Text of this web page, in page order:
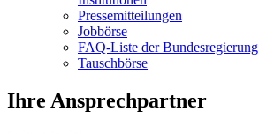
Pressemitteilungen
Jobbörse
FAQ-Liste der Bundesregierung
Tauschbörse
Ihre Ansprechpartner